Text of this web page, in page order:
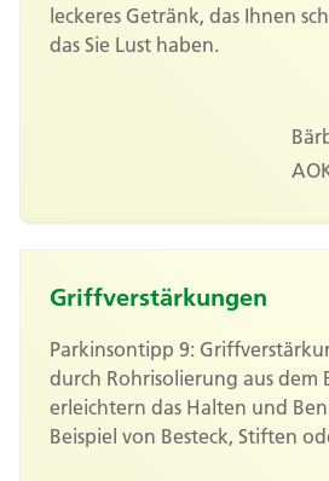
leckeres Getränk, das Ihnen
das Sie Lust haben.
Griffverstärkungen
Parkinsontipp 9:
durch Rohrisolierung aus dem
erleichtern das Halten und
Beispiel von Besteck, Stiften